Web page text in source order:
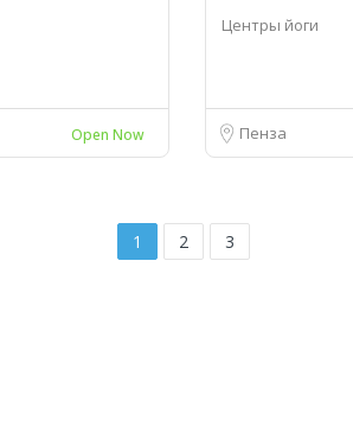
Open Now
Центры йоги
Пенза
1 2 3